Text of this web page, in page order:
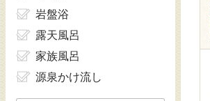
岩盤浴
露天風呂
家族風呂
源泉かけ流し